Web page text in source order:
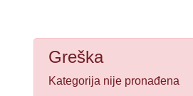
Greška
Kategorija nije pronađena